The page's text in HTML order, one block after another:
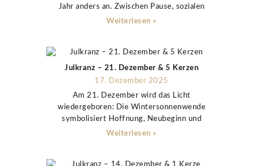
Jahr anders an. Zwischen Pause, sozialen
Weiterlesen »
Julkranz – 21. Dezember & 5 Kerzen
17. Dezember 2025
Am 21. Dezember wird das Licht
wiedergeboren: Die Wintersonnenwende
symbolisiert Hoffnung, Neubeginn und
Weiterlesen »